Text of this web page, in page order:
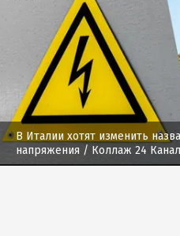
В Италии хотят изменить
напряжения / Коллаж 24